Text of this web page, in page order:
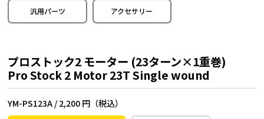
汎用パーツ アクセサリー
プロストック2 モーター (23ターン×1重巻)
Pro Stock 2 Motor 23T Single wound
YM-PS123A / 2,200 円（税込）